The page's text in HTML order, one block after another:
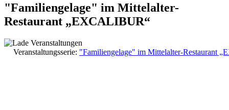
"Familiengelage" im Mittelalter-
Restaurant „EXCALIBUR“
Veranstaltungsserie: "Familiengelage" im Mittelalter-Restaurant